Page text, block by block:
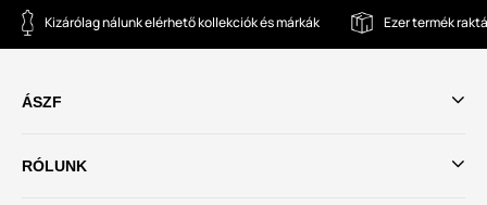
Kizárólag nálunk elérhető kollekciók és márkák Ezer termék
ÁSZF
RÓLUNK